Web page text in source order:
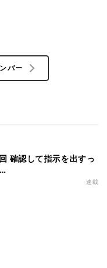
バー
確認して指示を出すっ
連載